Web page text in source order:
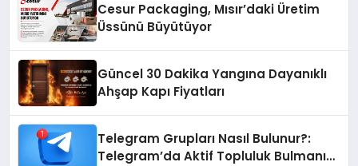
Cesur Packaging, Mısır’daki Üretim
Üssünü Büyütüyor
Güncel 30 Dakika Yangına Dayanıklı
Ahşap Kapı Fiyatları
Telegram Grupları Nasıl Bulunur?:
Telegram’da Aktif Topluluk Bulmanın